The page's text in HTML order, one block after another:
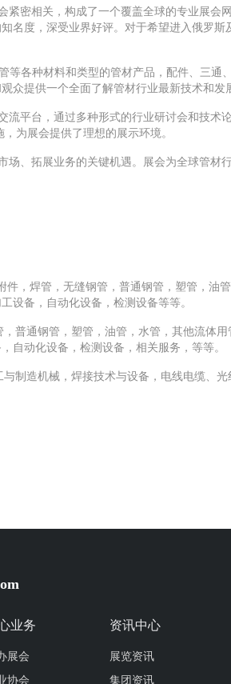
紧密相关，构成了一个覆盖全球的专业展会
度，深受业界好评。对于希望进入俄罗斯
各种材料和类型的管材产品，配件、三通
众提供一个全面了解管材行业最新技术和发
流平台，通过多种形式的行业研讨会和技术
为展会提供了理想的展示环境。
场、拓展业务的关键机遇。展会为全球管材
，焊管，无缝钢管，普通钢管，塑管，油
设备，自动化设备，检测设备等等。
普通钢管，塑管，油管，水管，其他流体
自动化设备，检测设备，相关服务，等等。
制造机械，焊接技术与设备，电线电缆、
业务
展会
协会
资讯中心
展览资讯
集团资讯